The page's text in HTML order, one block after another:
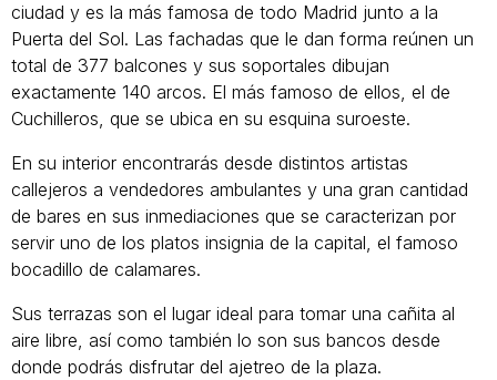
ciudad y es la más famosa de todo Madrid junto a la
Puerta del Sol. Las fachadas que le dan forma reúnen un
total de 377 balcones y sus soportales dibujan
exactamente 140 arcos. El más famoso de ellos, el de
Cuchilleros, que se ubica en su esquina suroeste.
En su interior encontrarás desde distintos artistas
callejeros a vendedores ambulantes y una gran cantidad
de bares en sus inmediaciones que se caracterizan por
servir uno de los platos insignia de la capital, el famoso
bocadillo de calamares.
Sus terrazas son el lugar ideal para tomar una cañita al
aire libre, así como también lo son sus bancos desde
donde podrás disfrutar del ajetreo de la plaza.